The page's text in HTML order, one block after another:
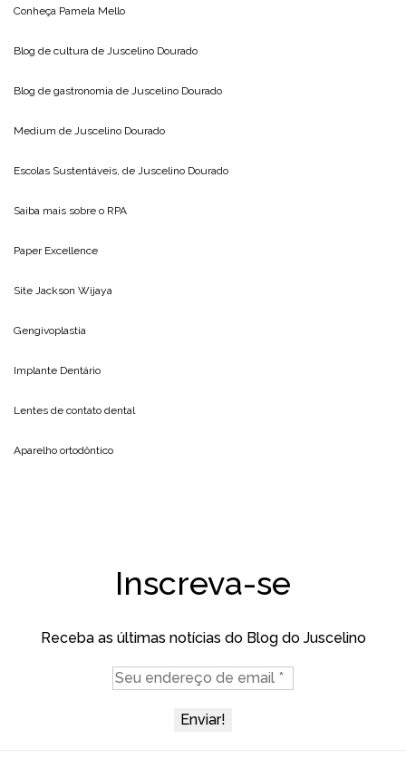
Conheça Pamela Mello
Blog de cultura de Juscelino Dourado
Blog de gastronomia de Juscelino Dourado
Medium de Juscelino Dourado
Escolas Sustentáveis, de Juscelino Dourado
Saiba mais sobre o RPA
Paper Excellence
Site Jackson Wijaya
Gengivoplastia
Implante Dentário
Lentes de contato dental
Aparelho ortodôntico
Inscreva-se
Receba as últimas notícias do Blog do Juscelino